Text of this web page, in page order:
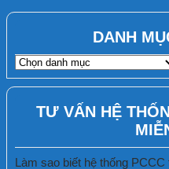
DANH
DANH
MỤC
BÀI
VIẾTTƯ VẤN HỆ
Làm sao biết hệ thống